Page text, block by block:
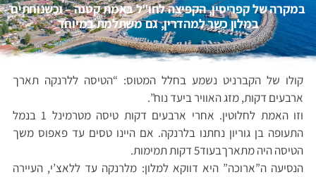
במקרה של קפריסין, הקפיצה לחו"ל באמת קטנה – וכשנוחתים
במלון כשר למהדרין, גם משתלמת במיוחד
קולו של הקברניט נשמע בחלל המטוס: “הטיסה ללרנקה תארך
ארבעים דקות, מזג האוויר ביעד נוח”.
וזו האמת לחלוטין. אחרי ארבעים דקות טיסה מטרמינל 1 בנמל
התעופה בן גוריון נחתנו בלרנקה. אם היינו טסים עד פאפוס משך
הטיסה היה מתארךבעוד5 דקות תמימות.
הנסיעה ה”ארוכה” היא דווקא למלון: מלרנקה עד ללאצ’י, העיירה